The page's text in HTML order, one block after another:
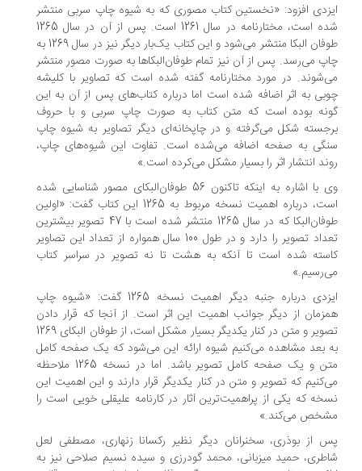
افزود: «نخستين کتاب مصوری که به شیوه چاپ سربی منتشر
شده است، مختارنامه در سال 1261 است. پس از آن در سال 1265
طوفان البکا منتشر می‌شود و این کتاب یک‌بار دیگر نیز در سال 1269 به
می‌رسد. پس از آن نیز تمام طوفان‌البکاها به صورت مصور منتشر
در مورد مختارنامه گفته شده است که تصاویر با کلیشه
به اثر اضافه شده است اما درباره کتاب‌های پس از آن به این
بوده است که متن کتاب به صورت چاپ سربی و با حروف
شکل می‌گرفته و در چاپخانه‌ای دیگر تصاویر به شیوه چاپ
به صفحه اضافه می‌شده است. تفاوت این شیوه‌های چاپ،
انتشار اثر را بسیار مشکل می‌کرده است.»
وی با اشاره به اینکه تاکنون 56 طوفان‌البکای مصور شناسایی شده
است، درباره اهمیت نسخه مربوط به 1265 این کتاب گفت: «اولین
طوفان‌البکا که در سال 1265 منتشر شده است با 47 تصویر بیشترین
تعداد تصویر را دارد و در طول 100 سال همواره از تعداد این تصاویر
شده است تا آنکه به هشت تا نه تصویر در سراسر کتاب
ایزدی درباره جنبه دیگر اهمیت نسخه 1265 گفت: «شیوه چاپ
از دیگر جوانب اهمیت این اثر است. از آنجا که قرار دادن
تصویر و متن در کنار یکدیگر بسیار مشکل است، از طوفان البکای 1269
بعد مشاهده می‌کنیم شیوه ارائه این می‌شود که یک صفحه کامل
متن و یک صفحه کامل تصویر باشد. اما در نسخه 1265 ملاحظه
که تصویر و متن در کنار یکدیگر قرار دارند و این اهمیت این
که یکی از پراهمیت‌ترین آثار در کارنامه علیقلی خویی است را
می‌کند.»
از بوذری، سخنرانان دیگر نظیر رکسانا زنهاری، مصطفی لعل
حمید میزبانی، محمد گودرزی و سیده نسیم صلاحی نیز به